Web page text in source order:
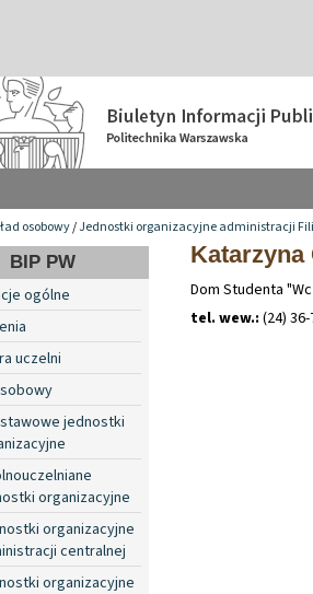
osobowy/Jednostki organizacyjne administracji
BIP PW
ogólne
uczelni
jednostki
organizacyjne
organizacyjne
centralnej
organizacyjne
Katarzyna
Dom Studenta
tel. wew.: (24)